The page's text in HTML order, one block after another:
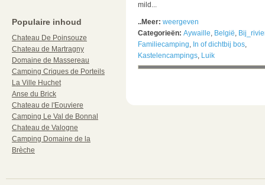
Populaire inhoud
Chateau De Poinsouze
Chateau de Martragny
Domaine de Massereau
Camping Criques de Porteils
La Ville Huchet
Anse du Brick
Chateau de l'Eouviere
Camping Le Val de Bonnal
Chateau de Valogne
Camping Domaine de la
Brèche
mild...
..Meer: weergeven
Categorieën: Aywaille, België,
Familiecamping, In of dichtbij bos,
Kastelencampings, Luik